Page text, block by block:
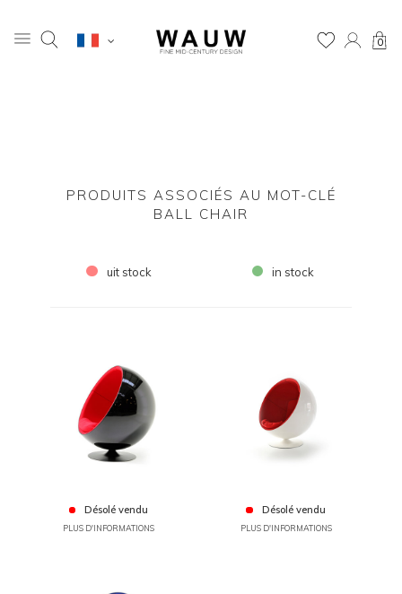
0
PRODUITS ASSOCIÉS AU MOT-CLÉ
BALL CHAIR
uit stock in stock
Désolé vendu
PLUS D'INFORMATIONS
Désolé vendu
PLUS D'INFORMATIONS